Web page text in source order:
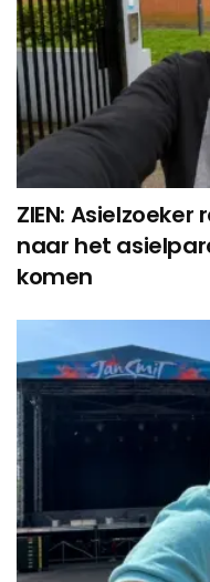
ZIEN:
naar het
komen